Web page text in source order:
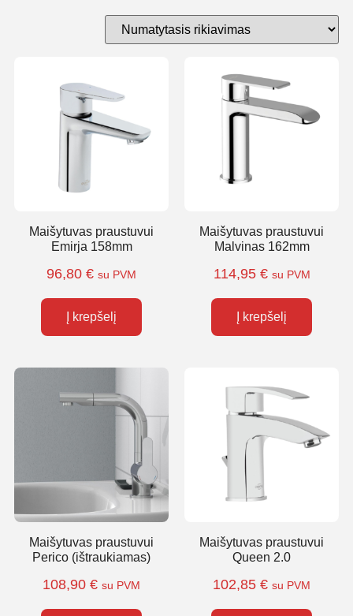
Maišytuvas praustuvui
Emirja 158mm
96,80 € su PVM
Į krepšelį
Maišytuvas praustuvui
Malvinas 162mm
114,95 € su PVM
Į krepšelį
Maišytuvas praustuvui
Perico (ištraukiamas)
108,90 € su PVM
Maišytuvas praustuvui
Queen 2.0
102,85 € su PVM